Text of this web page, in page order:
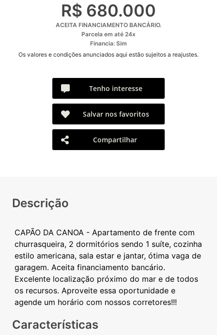
R$ 680.000
ACEITA FINANCIAMENTO BANCÁRIO.
Parcela em até 24x
Financia: Sim
Os valores e condições anunciados aqui estão sujeitos a reajustes.
Tenho interesse
Salvar nos favoritos
Compartilhar
Descrição
CAPÃO DA CANOA - Apartamento de frente com
churrasqueira, 2 dormitórios sendo 1 suíte, cozinha
estilo americana, sala estar e jantar, ótima vaga de
garagem. Aceita financiamento bancário.
Excelente localização próximo do mar e de todos
os recursos. Aproveite essa oportunidade e
Características